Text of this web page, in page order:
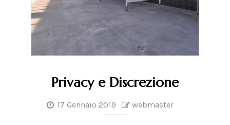
Privacy e Discrezione
17 Gennaio 2019 webmaster